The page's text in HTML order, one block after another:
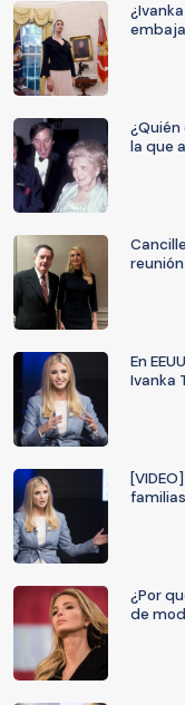
¿Quién
la que
reunión
En
Ivanka
¿Por
de